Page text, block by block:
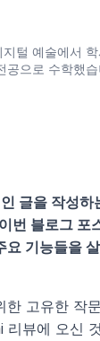
털 예술에서
공으로 수학했습
글을 작성하
번 블로그 포
기능들을
한 고유한 작
뷰에 오신